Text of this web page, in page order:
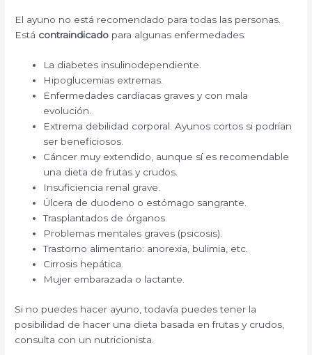
El ayuno no está recomendado para todas las personas.
Está contraindicado para algunas enfermedades:
La diabetes insulinodependiente.
Hipoglucemias extremas.
Enfermedades cardíacas graves y con mala
evolución.
Extrema debilidad corporal. Ayunos cortos si podrían
ser beneficiosos.
Cáncer muy extendido, aunque sí es recomendable
una dieta de frutas y crudos.
Insuficiencia renal grave.
Úlcera de duodeno o estómago sangrante.
Trasplantados de órganos.
Problemas mentales graves (psicosis).
Trastorno alimentario: anorexia, bulimia, etc.
Cirrosis hepática.
Mujer embarazada o lactante.
Si no puedes hacer ayuno, todavía puedes tener la
posibilidad de hacer una dieta basada en frutas y crudos,
consulta con un nutricionista.